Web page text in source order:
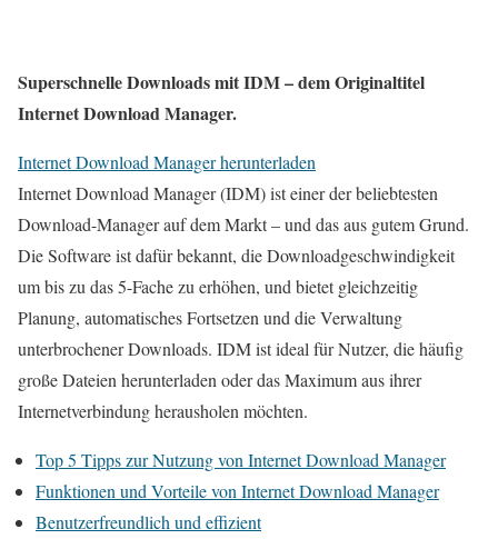
Superschnelle Downloads mit IDM – dem Originaltitel
Internet Download Manager.
Internet Download Manager herunterladen
Internet Download Manager (IDM) ist einer der beliebtesten
Download-Manager auf dem Markt – und das aus gutem Grund.
Die Software ist dafür bekannt, die Downloadgeschwindigkeit
um bis zu das 5-Fache zu erhöhen, und bietet gleichzeitig
Planung, automatisches Fortsetzen und die Verwaltung
unterbrochener Downloads. IDM ist ideal für Nutzer, die häufig
große Dateien herunterladen oder das Maximum aus ihrer
Internetverbindung herausholen möchten.
Top 5 Tipps zur Nutzung von Internet Download Manager
Funktionen und Vorteile von Internet Download Manager
Benutzerfreundlich und effizient